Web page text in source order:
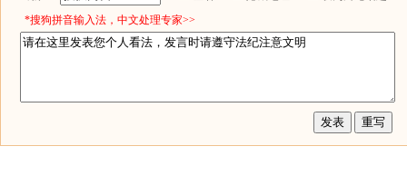
*搜狗拼音输入法，中文处理专家>>